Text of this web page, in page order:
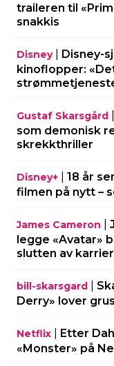
traileren til
snakkis
Disney| Disney-
kinoflopper:
Gustaf Skarsgård
som demonisk
skrekkthriller
Disney+
18 år
filmen på nytt –
James Cameron
legge «Avatar»
slutten av
bill-skarsgard
Derry» lover
Netflix
Etter
«Monster» på